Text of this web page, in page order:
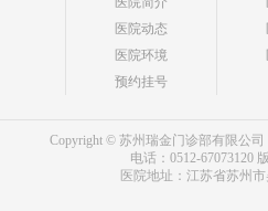
医院动态
医院环境
预约挂号
Copyright © 苏州瑞金门诊部有限公司
电话：0512-67073120
医院地址：江苏省苏州